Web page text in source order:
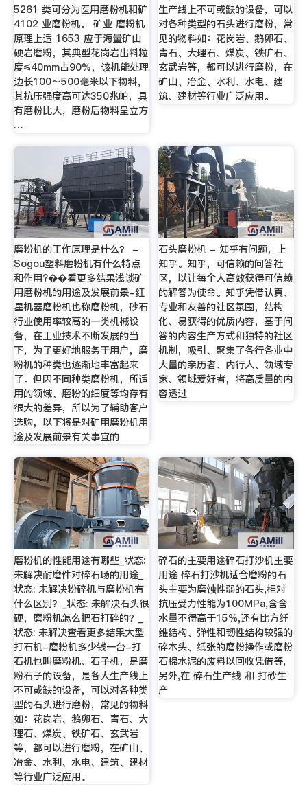
5261 类可分为医用磨粉机和矿
4102 业磨粉机。 矿业 磨粉机
原理上适 1653 应于海量矿山
硬岩磨粉，其典型花岗岩出料粒
度≤40mm占90%，该机能处理
边长100～500毫米以下物料，
其抗压强度高可达350兆帕，具
有磨粉比大，磨粉后物料呈立方
…
生产线上不可或缺的设备，可以
对各种类型的石头进行磨粉，常
见的物料如：花岗岩、鹅卵石、
青石、大理石、煤炭、铁矿石、
玄武岩等，都可以进行磨粉，在
矿山、冶金、水利、水电、建
筑、建材等行业广泛应用。
磨粉机的工作原理是什么？ -
Sogou塑料磨粉机有什么特点
和作用?��看更多结果浅谈矿
用磨粉机的用途及发展前景-红
星机器磨粉机也称磨粉机，砂石
行业使用率较高的一类机械设
备，在工业技术不断发展的当
下，为了更好地服务于用户，磨
粉机的种类也逐渐地丰富起来
了。但因不同种类磨粉机，所适
用的领域、磨粉的细度等均存有
很大的差异，所以为了辅助客户
选购，以下将是对矿用磨粉机用
途及发展前景有关事宜的
石头磨粉机 - 知乎有问题，上
知乎。知乎，可信赖的问答社
区，以让每个人高效获得可信赖
的解答为使命。知乎凭借认真、
专业和友善的社区氛围，结构
化、易获得的优质内容，基于问
答的内容生产方式和独特的社区
机制，吸引、聚集了各行各业中
大量的亲历者、内行人、领域专
家、领域爱好者，将高质量的内
容透过
磨粉机的性能用途有哪些_状态:
未解决耐磨件对碎石场的用途_
状态: 未解决粉碎机与磨粉机有
什么区别？_状态: 未解决石头很
硬，磨粉机怎么把石打碎的？_
状态: 未解决查看更多结果大型
打石机-磨粉机多少钱一台-打
石机也叫磨粉机、石子机，是磨
粉石子的设备，是各大生产线上
不可或缺的设备，可以对各种类
型的石头进行磨粉，常见的物料
如：花岗岩、鹅卵石、青石、大
理石、煤炭、铁矿石、玄武岩
等，都可以进行磨粉，在矿山、
冶金、水利、水电、建筑、建材
等行业广泛应用。
碎石的主要用途碎石打沙机主要
用途 碎石打沙机适合磨粉的石
头主要为磨蚀性弱的石头,相对
抗压受力性能为100MPa,含含
水量不得高于15%,还有比方纤
维结构、弹性和韧性结构较强的
碎木头、纸张的磨粉操作或磨粉
石棉水泥的废料以回收凭借等,
另外,在 碎石生产线 和 打砂生
产